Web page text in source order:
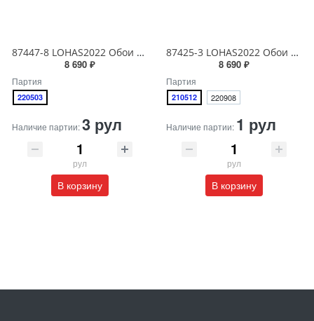
87447-8 LOHAS2022 Обои виниловые на бумажной основе 1.06*15.5
8 690 ₽
Партия
220503
Наличие партии:3 рул
рул
В корзину
87425-3 LOHAS2022 Обои виниловые на бумажной основе 1.06*15.5
8 690 ₽
Партия
210512 220908
Наличие партии: 1 рул
рул
В корзину